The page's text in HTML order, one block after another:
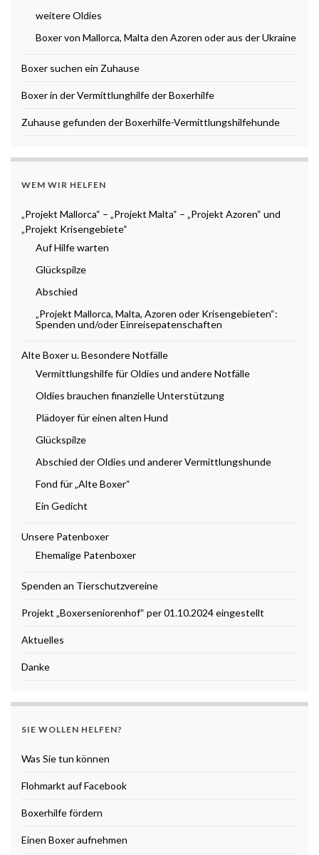
weitere Oldies
Boxer von Mallorca, Malta den Azoren oder aus der Ukraine
Boxer suchen ein Zuhause
Boxer in der Vermittlunghilfe der Boxerhilfe
Zuhause gefunden der Boxerhilfe-Vermittlungshilfehunde
WEM WIR HELFEN
„Projekt Mallorca“ – „Projekt Malta“ – „Projekt Azoren“ und
„Projekt Krisengebiete“
Auf Hilfe warten
Glückspilze
Abschied
„Projekt Mallorca, Malta, Azoren oder Krisengebieten“:
Spenden und/oder Einreisepatenschaften
Alte Boxer u. Besondere Notfälle
Vermittlungshilfe für Oldies und andere Notfälle
Oldies brauchen finanzielle Unterstützung
Plädoyer für einen alten Hund
Glückspilze
Abschied der Oldies und anderer Vermittlungshunde
Fond für „Alte Boxer“
Ein Gedicht
Unsere Patenboxer
Ehemalige Patenboxer
Spenden an Tierschutzvereine
Projekt „Boxerseniorenhof“ per 01.10.2024 eingestellt
Aktuelles
Danke
SIE WOLLEN HELFEN?
Was Sie tun können
Flohmarkt auf Facebook
Boxerhilfe fördern
Einen Boxer aufnehmen